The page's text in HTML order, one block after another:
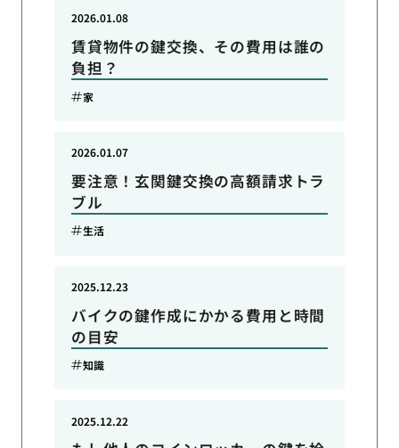
賃貸物件の鍵交換、その費用は誰の
負担？
2026.01.08
家
要注意！玄関鍵交換の高額請求トラ
ブル
2026.01.07
生活
バイクの鍵作成にかかる費用と時間
の目安
2025.12.23
知識
2025.12.22